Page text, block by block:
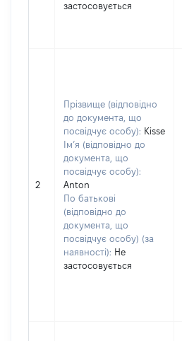
застосовується
2
Прізвище (відповідно
до документа, що
посвідчує особу): Kisse
Ім’я (відповідно до
документа, що
посвідчує особу):
Anton
По батькові
(відповідно до
документа, що
посвідчує особу) (за
наявності): Не
застосовується